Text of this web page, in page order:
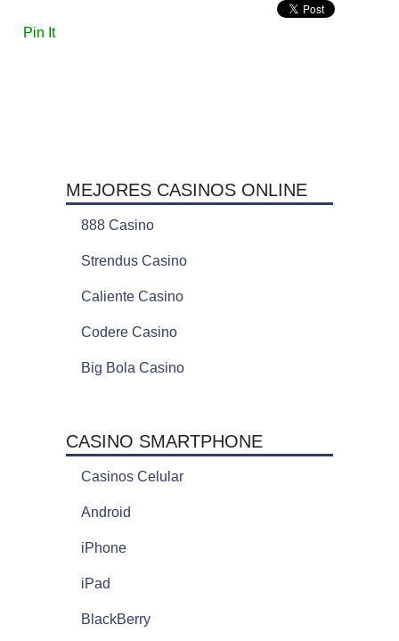
Pin It
MEJORES CASINOS ONLINE
888 Casino
Strendus Casino
Caliente Casino
Codere Casino
Big Bola Casino
CASINO SMARTPHONE
Casinos Celular
Android
iPhone
iPad
BlackBerry